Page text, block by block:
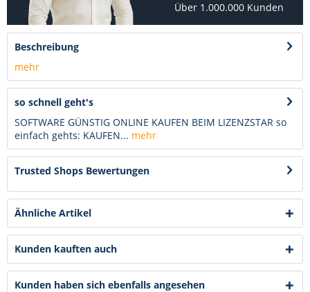
Über 1.000.000 Kunden
Beschreibung
mehr
so schnell geht's
SOFTWARE GÜNSTIG ONLINE KAUFEN BEIM LIZENZSTAR so
einfach gehts: KAUFEN... mehr
Trusted Shops Bewertungen
Ähnliche Artikel
Kunden kauften auch
Kunden haben sich ebenfalls angesehen